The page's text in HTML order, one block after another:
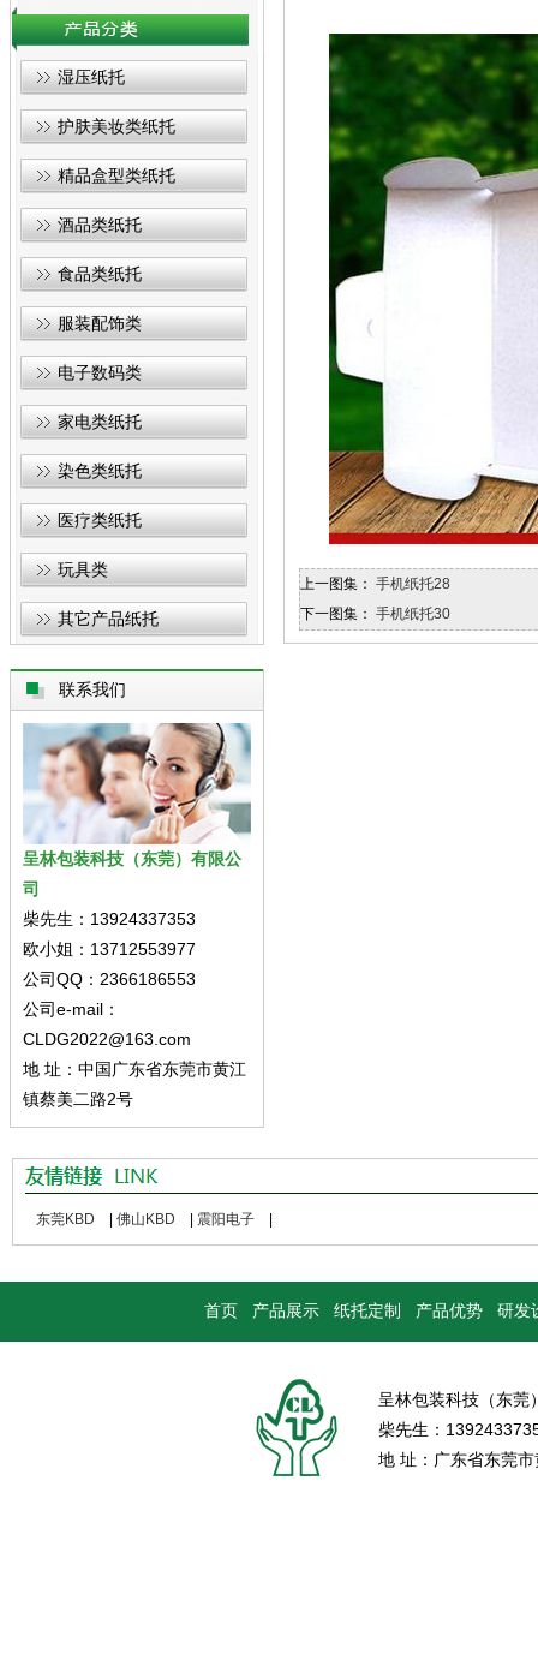
湿压纸托
护肤美妆类纸托
精品盒型类纸托
酒品类纸托
食品类纸托
服装配饰类
电子数码类
家电类纸托
染色类纸托
医疗类纸托
玩具类
其它产品纸托
联系我们
呈林包装科技（东莞）有限公
司
柴先生：13924337353
欧小姐：13712553977
公司QQ：2366186553
公司e-mail：
CLDG2022@163.com
地 址：中国广东省东莞市黄江
镇蔡美二路2号
上一图集： 手机纸托28
下一图集： 手机纸托30
东莞KBD 佛山KBD 震阳电子
首页 产品展示 纸托定制 产品优势 研发
呈林包装科技（东
柴先生：
地 址：广东省东莞